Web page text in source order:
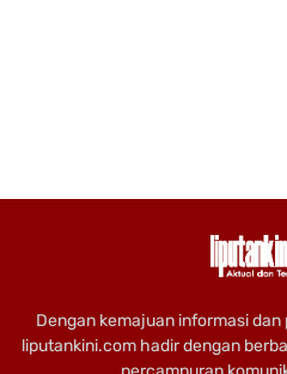
Dengan kemajuan informasi
liputankini.com hadir dengan